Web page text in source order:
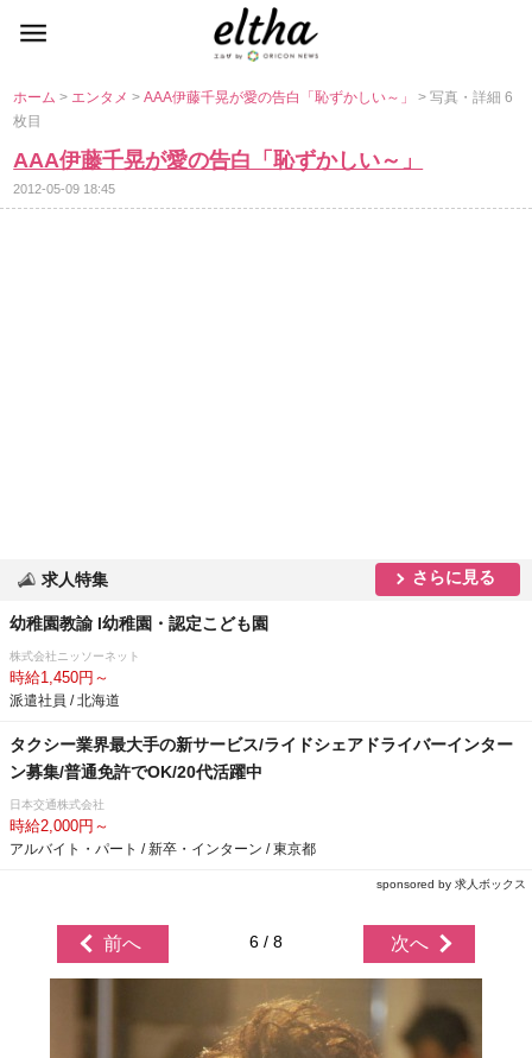
ホーム> エンタメ>AAA伊藤千晃が愛の告白「恥ずかしい～」> 写真・詳細 6
枚目
AAA伊藤千晃が愛の告白「恥ずかしい～」
2012-05-09 18:45
求人特集 さらに見る
幼稚園教諭 l幼稚園・認定こども園
株式会社ニッソーネット
時給1,450円～
派遣社員 / 北海道
タクシー業界最大手の新サービス/ライドシェアドライバーインター
ン募集/普通免許でOK/20代活躍中
日本交通株式会社
時給2,000円～
アルバイト・パート / 新卒・インターン / 東京都
sponsored by 求人ボックス
前へ 6 / 8 次へ